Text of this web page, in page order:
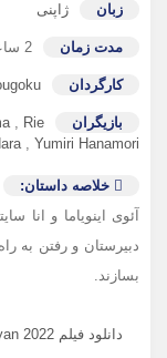
زبان ژاپنی
مدت زمان 2 ساعت
کارگردان
بازیگران , Rie
, Yumiri Hanamori
خلاصه داستان:
آئوی اینویاما و
دبیرستان و رفتن به
بسازند.
دانلود فیلم Eiga Yurukyan 2022